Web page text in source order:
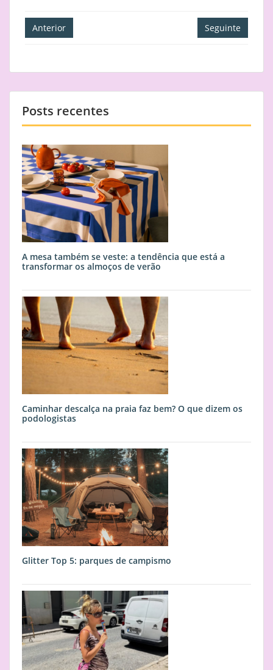
Navegação
de
Anterior Seguinte
Posts recentes
A mesa também se veste: a tendência que está a
transformar os almoços de verão
Caminhar descalça na praia faz bem? O que dizem os
podologistas
Glitter Top 5: parques de campismo